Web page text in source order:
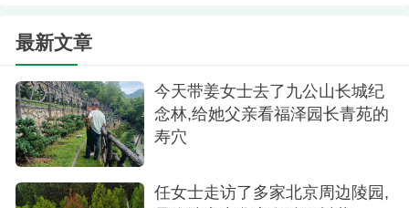
踏实下来。后来小王又把他送回家。
最新文章
今天带姜女士去了九公山长城纪
念林,给她父亲看福泽园长青苑的
寿穴
任女士走访了多家北京周边陵园,